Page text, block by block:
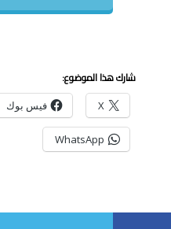
شارك هذا الموضوع:
X فيس بوك
WhatsApp